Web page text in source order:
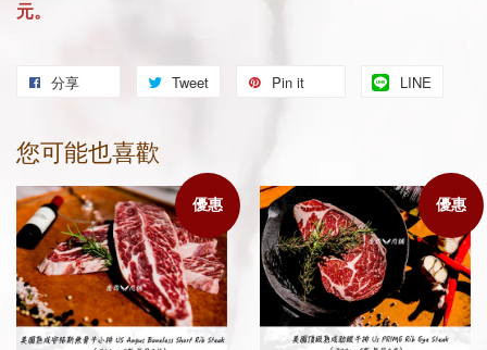
元。
分享 Tweet Pin it LINE
您可能也喜歡
優惠 優惠